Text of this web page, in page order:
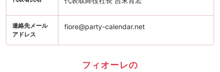
連絡先メール
アドレス
fiore@party-calendar.net
フィオーレの